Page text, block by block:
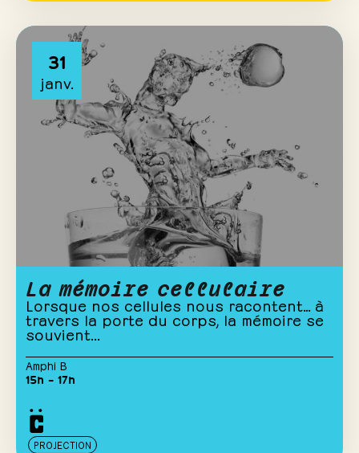
31
janv.
La mémoire cellulaire
Lorsque nos cellules nous racontent… à
travers la porte du corps, la mémoire se
souvient...
Amphi B
15h – 17h
PROJECTION